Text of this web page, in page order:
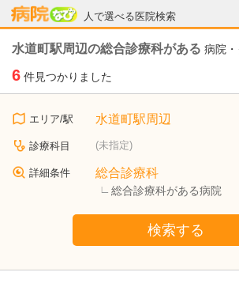
人で選べる医院検索
病院なび
水道町駅周辺の総合診療科がある 病院
6 件見つかりました
エリア/駅 水道町駅周辺
診療科目 (未指定)
詳細条件 総合診療科
総合診療科がある病院
検索する